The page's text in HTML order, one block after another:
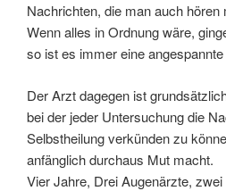
Nachrichten, die man auch hören
Wenn alles in Ordnung wäre,
so ist es immer eine
Der Arzt dagegen ist
bei der jeder Untersuchung die
Selbstheilung verkünden zu
anfänglich durchaus Mut macht.
Vier Jahre, Drei Augenärzte,